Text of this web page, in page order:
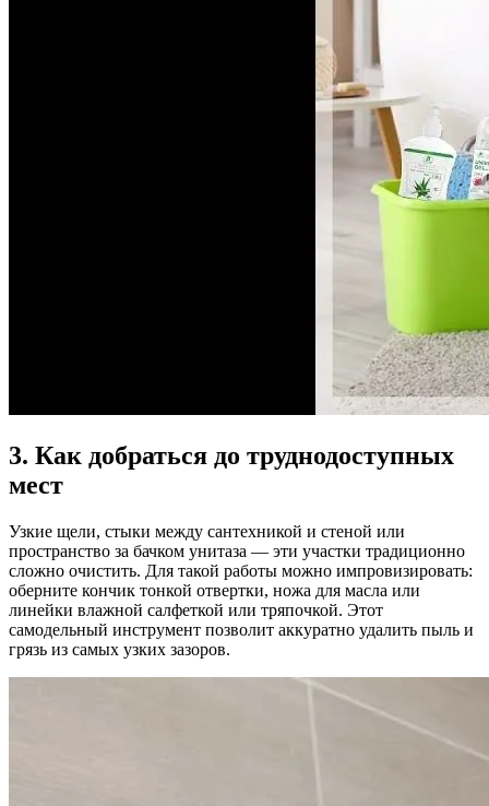
3. Как добраться до труднодоступных
мест
Узкие щели, стыки между сантехникой и стеной или
пространство за бачком унитаза — эти участки традиционно
сложно очистить. Для такой работы можно импровизировать:
оберните кончик тонкой отвертки, ножа для масла или
линейки влажной салфеткой или тряпочкой. Этот
самодельный инструмент позволит аккуратно удалить пыль и
грязь из самых узких зазоров.